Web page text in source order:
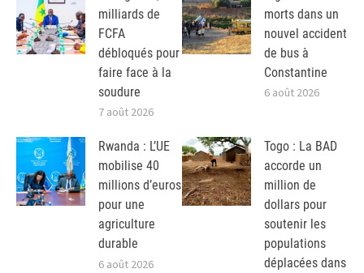
milliards de
FCFA
débloqués pour
faire face à la
soudure
7 août 2026
morts dans un
nouvel accident
de bus à
Constantine
6 août 2026
Rwanda : L’UE
mobilise 40
millions d’euros
pour une
agriculture
durable
6 août 2026
Togo : La BAD
accorde un
million de
dollars pour
soutenir les
populations
déplacées dans